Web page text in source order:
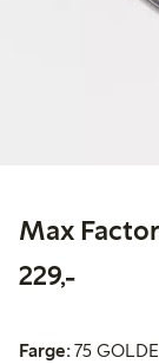
Max
229,-229,00
Farge:75